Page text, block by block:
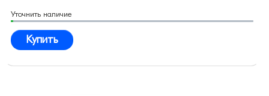
Уточнить наличие
Купить